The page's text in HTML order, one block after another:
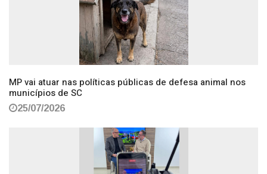
MP vai atuar nas políticas públicas de defesa animal nos
municípios de SC
25/07/2026